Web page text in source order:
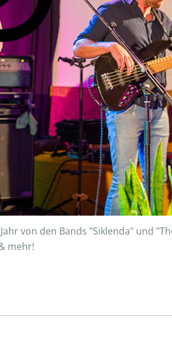
Jahr von den Bands "Siklenda" und
mehr!